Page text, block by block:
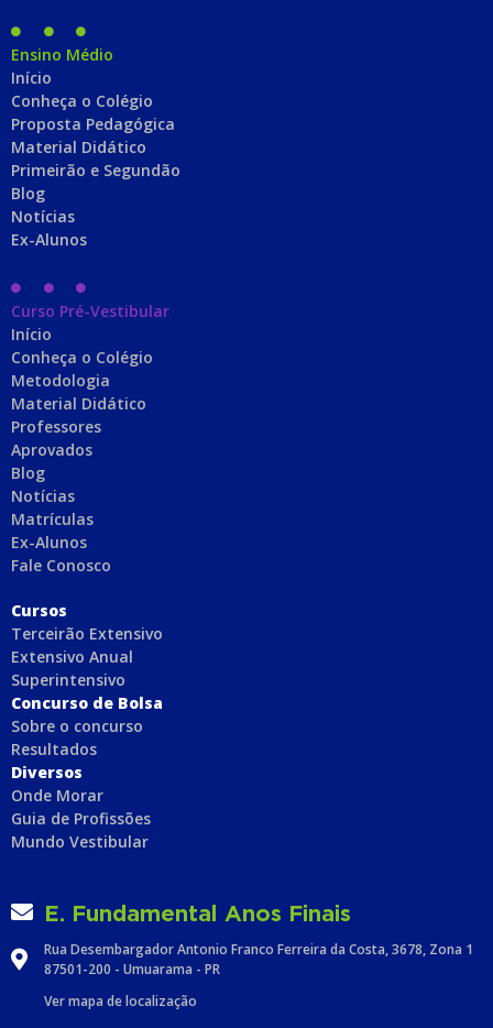
Ensino Médio
Início
Conheça o Colégio
Proposta Pedagógica
Material Didático
Primeirão e Segundão
Blog
Notícias
Ex-Alunos
Curso Pré-Vestibular
Início
Conheça o Colégio
Metodologia
Material Didático
Professores
Aprovados
Blog
Notícias
Matrículas
Ex-Alunos
Fale Conosco
Cursos
Terceirão Extensivo
Extensivo Anual
Superintensivo
Concurso de Bolsa
Sobre o concurso
Resultados
Diversos
Onde Morar
Guia de Profissões
Mundo Vestibular
E. Fundamental Anos Finais
Rua Desembargador Antonio Franco Ferreira da Costa, 3678, Zona 1
87501-200 - Umuarama - PR
Ver mapa de localização